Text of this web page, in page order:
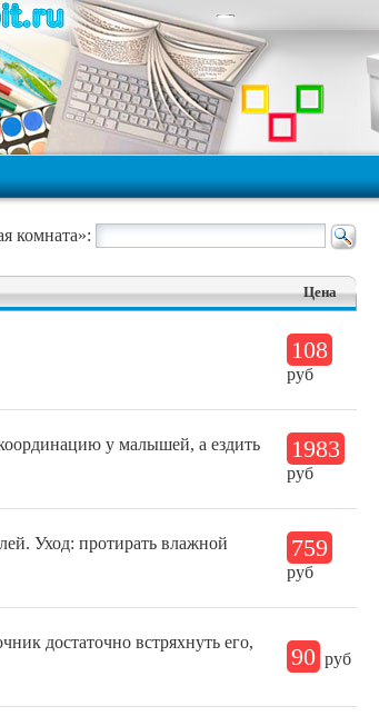
комната»:
Цена
108
руб
у малышей, а ездить
1983
руб
Уход: протирать влажной
759
руб
достаточно встряхнуть его,
90 руб